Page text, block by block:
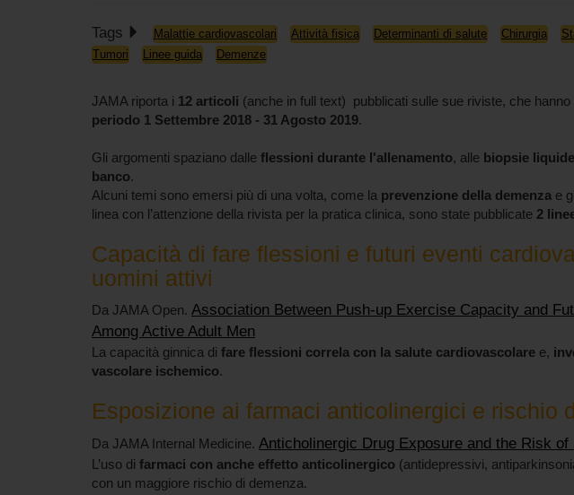
Tags Malattie cardiovascolari Attività fisica Determinanti di salute Chirurgia
Tumori
Linee guida Demenze
JAMA riporta i 12 articoli (anche in full text) pubblicati sulle sue riviste, che hanno
periodo 1 Settembre 2018 - 31 Agosto 2019.
Gli argomenti spaziano dalle flessioni durante l'allenamento, alle biopsie liquide
banco.
Alcuni temi sono emersi più di una volta, come la prevenzione della demenza e
linea con l’attenzione della rivista per la pratica clinica, sono state pubblicate 2
Capacità di fare flessioni e futuri eventi
uomini attivi
Da JAMA Open. Association Between Push-up Exercise Capacity and
Among Active Adult Men
La capacità ginnica di fare flessioni correla con la salute cardiovascolare e,
vascolare ischemico.
Esposizione ai farmaci anticolinergici e rischio
Da JAMA Internal Medicine. Anticholinergic Drug Exposure and the Risk of
L’uso di farmaci con anche effetto anticolinergico (antidepressivi,
con un maggiore rischio di demenza.